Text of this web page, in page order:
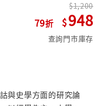
79
1,200
948
查詢門市庫存
與史學方面的研究論